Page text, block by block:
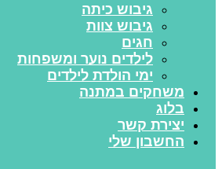
גיבוש כיתה
גיבוש צוות
חגים
לילדים נוער ומשפחות
ימי הולדת לילדים
משחקים במתנה
בלוג
יצירת קשר
החשבון שלי